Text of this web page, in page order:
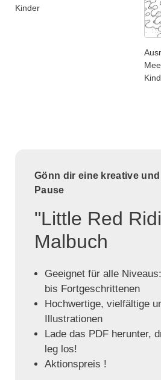
Kinder
Gönn dir eine kreative
Pause
"Little Red
Malbuch
Geeignet für alle
bis Fortgeschrittenen
Hochwertige, vielfältige
Illustrationen
Lade das PDF herunter,
leg los!
Aktionspreis !